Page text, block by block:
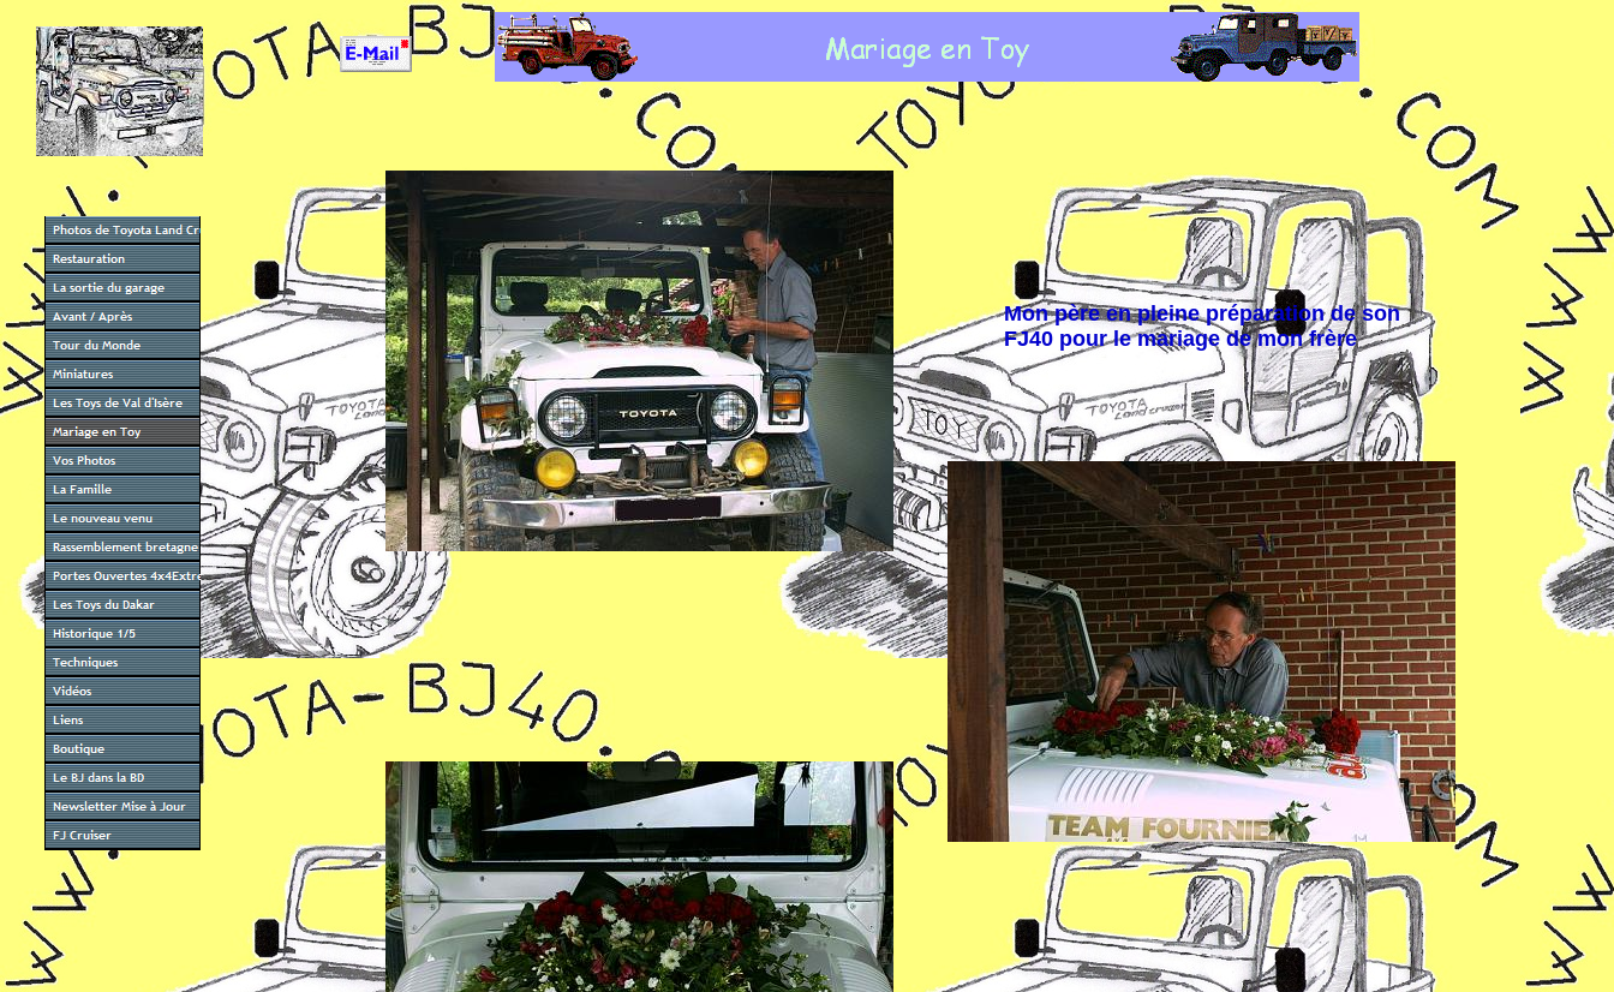
Mon père en pleine préparation de son
FJ40 pour le mariage de mon frère